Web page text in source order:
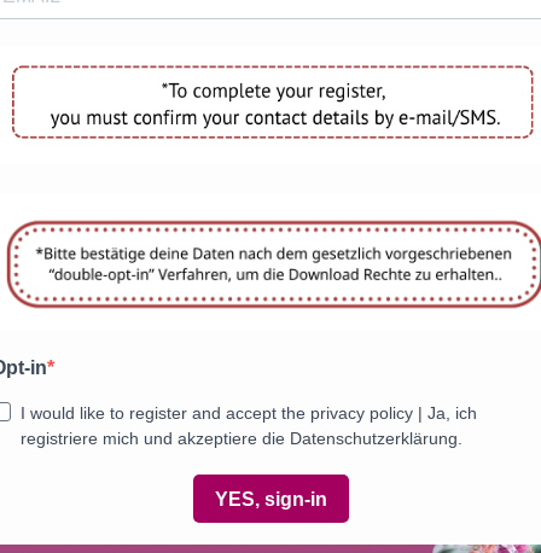
in
I would like to register and accept the privacy policy | Ja, ich
registriere mich und akzeptiere die Datenschutzerklärung.
YES, sign-in